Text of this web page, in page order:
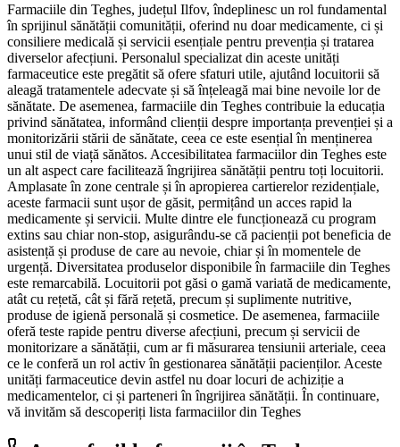
Farmaciile din Teghes, județul Ilfov, îndeplinesc un rol fundamental
în sprijinul sănătății comunității, oferind nu doar medicamente, ci și
consiliere medicală și servicii esențiale pentru prevenția și tratarea
diverselor afecțiuni. Personalul specializat din aceste unități
farmaceutice este pregătit să ofere sfaturi utile, ajutând locuitorii să
aleagă tratamentele adecvate și să înțeleagă mai bine nevoile lor de
sănătate. De asemenea, farmaciile din Teghes contribuie la educația
privind sănătatea, informând clienții despre importanța prevenției și a
monitorizării stării de sănătate, ceea ce este esențial în menținerea
unui stil de viață sănătos. Accesibilitatea farmaciilor din Teghes este
un alt aspect care facilitează îngrijirea sănătății pentru toți locuitorii.
Amplasate în zone centrale și în apropierea cartierelor rezidențiale,
aceste farmacii sunt ușor de găsit, permițând un acces rapid la
medicamente și servicii. Multe dintre ele funcționează cu program
extins sau chiar non-stop, asigurându-se că pacienții pot beneficia de
asistență și produse de care au nevoie, chiar și în momentele de
urgență. Diversitatea produselor disponibile în farmaciile din Teghes
este remarcabilă. Locuitorii pot găsi o gamă variată de medicamente,
atât cu rețetă, cât și fără rețetă, precum și suplimente nutritive,
produse de igienă personală și cosmetice. De asemenea, farmaciile
oferă teste rapide pentru diverse afecțiuni, precum și servicii de
monitorizare a sănătății, cum ar fi măsurarea tensiunii arteriale, ceea
ce le conferă un rol activ în gestionarea sănătății pacienților. Aceste
unități farmaceutice devin astfel nu doar locuri de achiziție a
medicamentelor, ci și parteneri în îngrijirea sănătății. În continuare,
vă invităm să descoperiți lista farmaciilor din Teghes